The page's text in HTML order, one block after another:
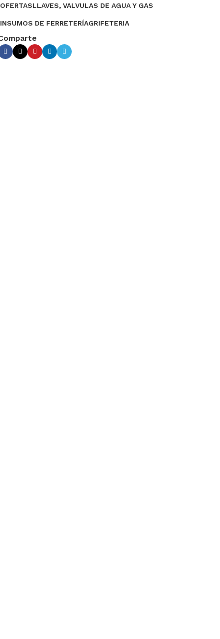
OFERTASLLAVES, VALVULAS DE AGUA Y GAS
INSUMOS DE FERRETERÍAGRIFETERIA